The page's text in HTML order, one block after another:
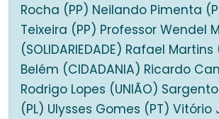
Rocha (PP) Neilando Pimenta
Teixeira (PP) Professor Wendel
(SOLIDARIEDADE) Rafael Martins
Belém (CIDADANIA) Ricardo
Rodrigo Lopes (UNIÃO)
(PL) Ulysses Gomes (PT) Vitório